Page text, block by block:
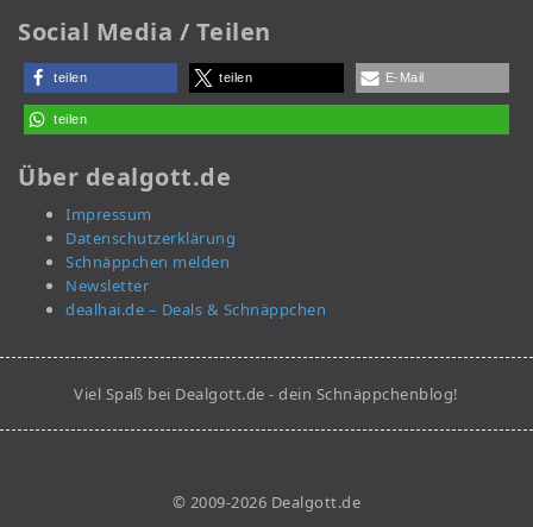
Social Media / Teilen
teilen teilen E-Mail
teilen
Über dealgott.de
Impressum
Datenschutzerklärung
Schnäppchen melden
Newsletter
dealhai.de – Deals & Schnäppchen
Viel Spaß bei Dealgott.de - dein Schnäppchenblog!
© 2009-2026 Dealgott.de